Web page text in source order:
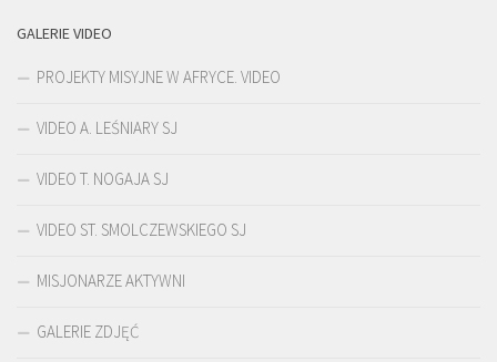
GALERIE VIDEO
PROJEKTY MISYJNE W AFRYCE. VIDEO
VIDEO A. LEŚNIARY SJ
VIDEO T. NOGAJA SJ
VIDEO ST. SMOLCZEWSKIEGO SJ
MISJONARZE AKTYWNI
GALERIE ZDJĘĆ